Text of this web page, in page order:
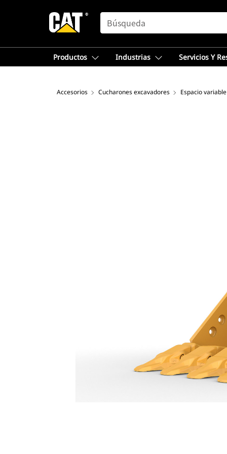
SEARCH
Productos Industrias Servicios Y
Accesorios Cucharones excavadores Espacio